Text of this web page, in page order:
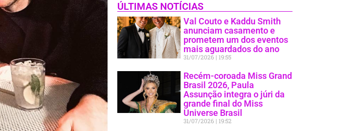
ÚLTIMAS NOTÍCIAS
Val Couto e Kaddu Smith
anunciam casamento e
prometem um dos eventos
mais aguardados do ano
31/07/2026 19:55
Recém-coroada Miss Grand
Brasil 2026, Paula
Assunção integra o júri da
grande final do Miss
Universe Brasil
31/07/2026 19:52